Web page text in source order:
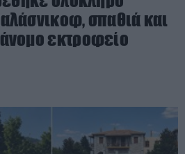
σπαθιά και
εκτροφείο